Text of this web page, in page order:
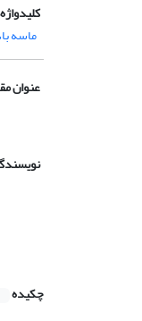
ماسه
عنوان
چکیده